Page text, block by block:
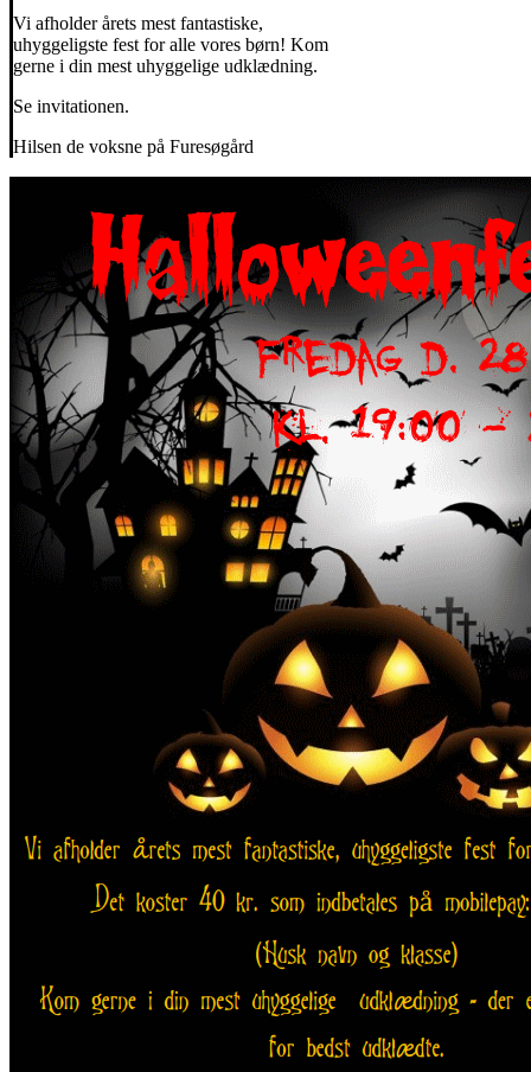
Vi afholder årets mest fantastiske,
uhyggeligste fest for alle vores børn! Kom
gerne i din mest uhyggelige udklædning.
Se invitationen.
Hilsen de voksne på Furesøgård